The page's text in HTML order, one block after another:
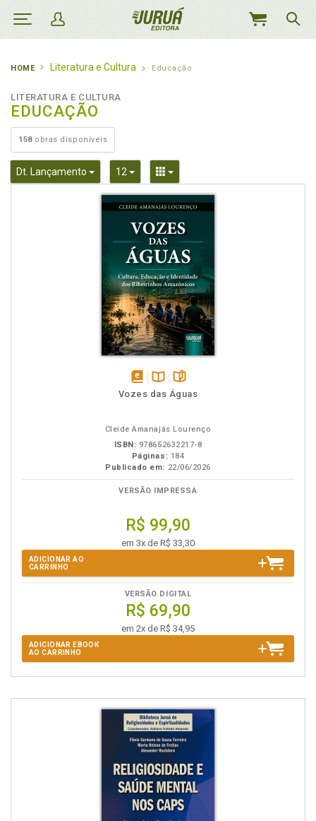
MEU
HOME Literatura e Cultura Educação
LITERATURA E CULTURA
EDUCAÇÃO
158obras disponíveis
Dt. Lançamento Toggle Dropdown
12 Toggle DropdownToggle Dropdown
disponível
Disponível
páginas
Vozes das Águas
Cleide Amanajás Lourenço
ISBN: 978652632217-8
Páginas: 184
Publicado em: 22/06/2026
VERSÃO IMPRESSA
R$ 99,90
em 3x de R$ 33,30
ADICIONAR AO
CARRINHO
VERSÃO DIGITAL
R$ 69,90
em 2x de R$ 34,95
ADICIONAR EBOOK
AO CARRINHO